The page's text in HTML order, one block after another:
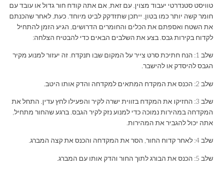
טוויסט סטנדרטי יעבוד מצוין. עם זאת, אם אתה קודח חור גדול או עובד עם
חומר קשה יותר כמו בטון, ייתכן שתזדקק לביט מיוחד. כעת, לאחר שהכנתם
את השטח ואספתם את הכלים והחומרים הדרושים, הגיע הזמן להתחיל
לקדוח בקירות גבס. בצע את השלבים הבאים כדי להבטיח הצלחה:
שלב 1: הנח חתיכת סרט צייר על המקום שבו תנקדח. זה יעזור למנוע מקיר
הגבס להיסדק או להישבר.
שלב 2: הכנס את המקדח המתאים למקדחה והדק אותו היטב.
שלב 3: החזיקו את המקדח בזווית ישרה לקיר והפעילו לחץ עדין. התחל את
המקדחה במהירות נמוכה כדי למנוע נזק לקיר הגבס. ברגע שהחור מתחיל,
אתה יכול להגביר את המהירות.
שלב 4: לאחר קדוח החור, הסר את המקדחה והכנס את קצה המברג.
שלב 5: הכנס את הבורג לתוך החור והדק אותו עם המברג.